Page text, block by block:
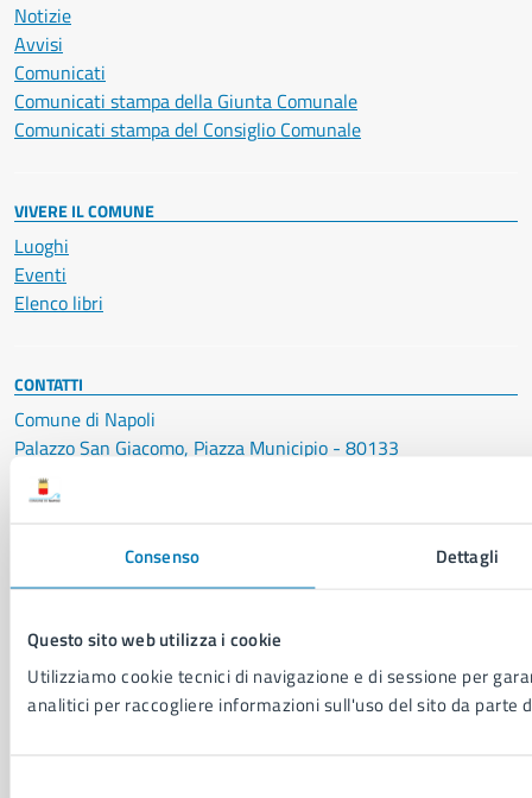
Consenso Dettagli
Questo sito web utilizza i cookie
Utilizziamo cookie tecnici di navigazione e di sessione per
analitici per raccogliere informazioni sull'uso del sito da parte
Notizie
Avvisi
Comunicati
Comunicati stampa della Giunta Comunale
Comunicati stampa del Consiglio Comunale
VIVERE IL COMUNE
Luoghi
Eventi
Elenco libri
CONTATTI
Comune di Napoli
Palazzo San Giacomo, Piazza Municipio - 80133
P. IVA: 01207650639
LEI: 8156007FF4DEB97ABA09
PEC:urp@pec.comune.napoli.it
Centralino unico:0817951111
Leggi le FAQ